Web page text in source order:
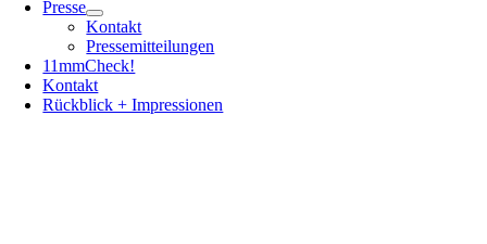
Presse
Kontakt
Pressemitteilungen
11mmCheck!
Kontakt
Rückblick + Impressionen